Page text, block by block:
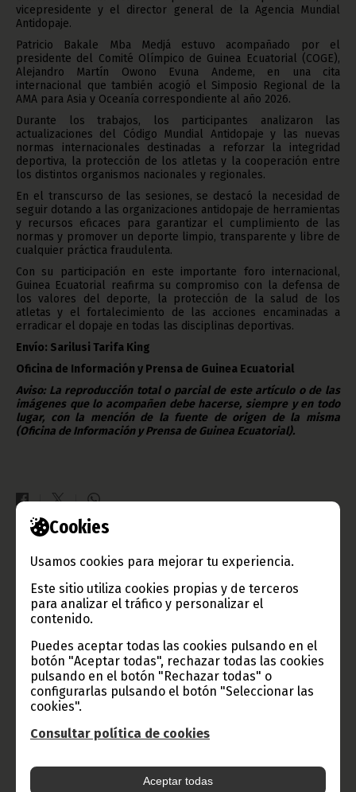
Cookies
Usamos cookies para mejorar tu experiencia.
Este sitio utiliza cookies propias y de terceros
para analizar el tráfico y personalizar el
contenido.
Puedes aceptar todas las cookies pulsando en el
botón "Aceptar todas", rechazar todas las cookies
pulsando en el botón "Rechazar todas" o
configurarlas pulsando el botón "Seleccionar las
cookies".
Consultar política de cookies
Aceptar todas
vicepresidente y el director general de la Agencia Mundial
Antidopaje.
Patricio Bakale Mba Medjá estuvo acompañado por el
presidente del Comité Olímpico de Guinea Ecuatorial (COGE),
Alejandro Martín Owono Evuna Andeme, en una cita
internacional que también acogió el Simposio Regional de la
AMA para Asia y Oceanía correspondiente al año 2026.
Durante los trabajos, los participantes analizaron las
actualizaciones del Código Mundial Antidopaje y las nuevas
normas internacionales destinadas a reforzar la integridad
deportiva, la protección de los atletas y la cooperación entre
los distintos organismos nacionales y regionales.
En el transcurso de las sesiones, se destacó la necesidad de
seguir dotando a las organizaciones antidopaje de herramientas
y recursos eficaces para garantizar el cumplimiento de las
normas y promover un deporte limpio, transparente y libre de
cualquier práctica fraudulenta.
Con su participación en este importante foro internacional,
Guinea Ecuatorial reafirma su compromiso con la defensa de
los valores del deporte, la protección de la salud de los
atletas y el fortalecimiento de las acciones encaminadas a
erradicar el dopaje en todas las disciplinas deportivas.
Envío: Sarilusi Tarifa King
Oficina de Información y Prensa de Guinea Ecuatorial
Aviso: La reproducción total o parcial de este artículo o de las
imágenes que lo acompañen debe hacerse, siempre y en todo
lugar, con la mención de la fuente de origen de la misma
(Oficina de Información y Prensa de Guinea Ecuatorial).
Gobierno e Instituciones
Información de Guinea Ecuatorial
TVGE
Radio Nacional de Guinea
Ecuatorial